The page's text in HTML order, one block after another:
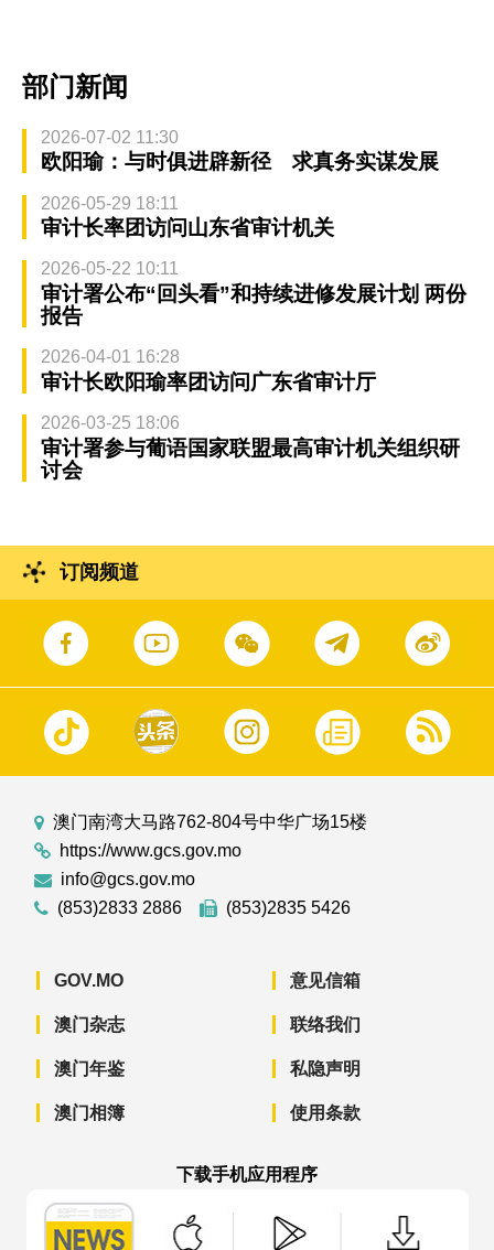
部门新闻
2026-07-02 11:30
欧阳瑜：与时俱进辟新径 求真务实谋发展
2026-05-29 18:11
审计长率团访问山东省审计机关
2026-05-22 10:11
审计署公布“回头看”和持续进修发展计划 两份
报告
2026-04-01 16:28
审计长欧阳瑜率团访问广东省审计厅
2026-03-25 18:06
审计署参与葡语国家联盟最高审计机关组织研
讨会
订阅频道
澳门南湾大马路762-804号中华广场15楼
https://www.gcs.gov.mo
info@gcs.gov.mo
(853)2833 2886
(853)2835 5426
GOV.MO
澳门杂志
澳门年鉴
澳门相簿
意见信箱
联络我们
私隐声明
使用条款
下载手机应用程序